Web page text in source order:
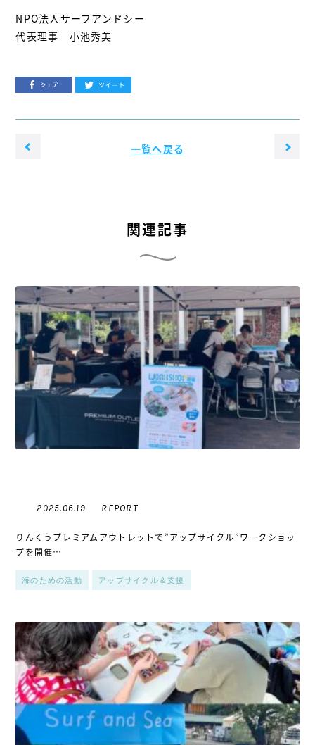
NPO法人サーフアンドシー
代表理事 小池秀美
一覧へ戻る
関連記事
2025.06.19 REPORT
りんくうプレミアムアウトレットで”アップサイクル”ワークショッ
プを開催…
海のための活動 アップサイクル＆支援